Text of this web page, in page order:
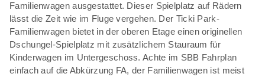
Familienwagen ausgestattet. Dieser Spielplatz auf Rädern
lässt die Zeit wie im Fluge vergehen. Der Ticki Park-
Familienwagen bietet in der oberen Etage einen originellen
Dschungel-Spielplatz mit zusätzlichem Stauraum für
Kinderwagen im Untergeschoss. Achte im SBB Fahrplan
einfach auf die Abkürzung FA, der Familienwagen ist meist